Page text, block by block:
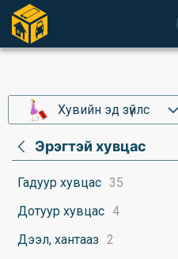
Хувийн эд зүйлс
Эрэгтэй хувцас
Гадуур хувцас 35
Дотуур хувцас 4
Дээл, хантааз 2